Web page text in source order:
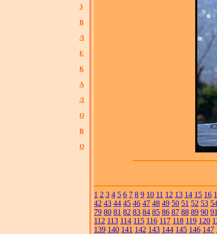
З
В
Л
Е
К
А
Л
О
В
О
1 2 3 4 5 6 7 8 9 10 11 12 13 14 15 16
42 43 44 45 46 47 48 49 50 51 52 53
79 80 81 82 83 84 85 86 87 88 89 90
112 113 114 115 116 117 118 119 120
139 140 141 142 143 144 145 146 147